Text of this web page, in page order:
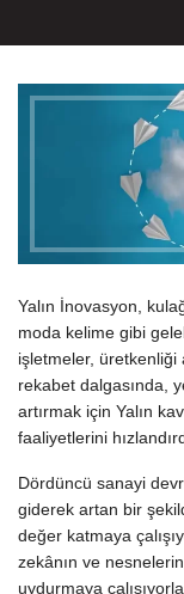
Yalın İnovasyon,
moda kelime gibi
işletmeler, üretkenliği
rekabet dalgasında,
artırmak için Yalın
faaliyetlerini
Dördüncü sanayi
giderek artan bir
değer katmaya
zekânın ve
uydurmaya